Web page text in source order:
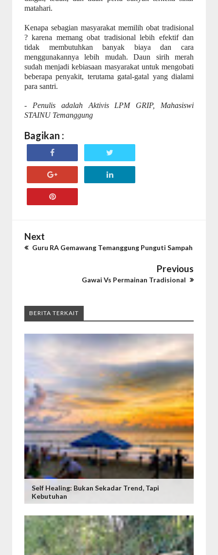
matahari.
Kenapa sebagian masyarakat memilih obat tradisional
? karena memang obat tradisional lebih efektif dan
tidak membutuhkan banyak biaya dan cara
menggunakannya lebih mudah. Daun sirih merah
sudah menjadi kebiasaan masyarakat untuk mengobati
beberapa penyakit, terutama gatal-gatal yang dialami
para santri.
- Penulis adalah Aktivis LPM GRIP, Mahasiswi
STAINU Temanggung
Bagikan :
Next
Guru RA Gemawang Temanggung Punguti Sampah
Previous
Gawai Vs Permainan Tradisional
BERITA TERKAIT
Self Healing: Bukan Sekadar Trend, Tapi
Kebutuhan